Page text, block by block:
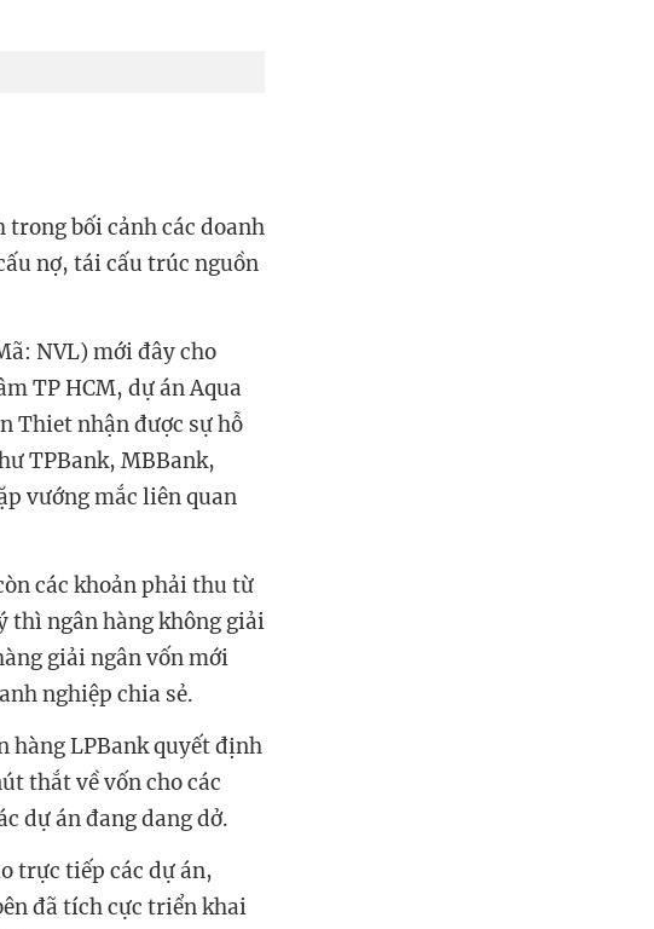
bối cảnh các doanh
nợ, tái cấu trúc nguồn
NVL) mới đây cho
TP HCM, dự án Aqua
Thiet nhận được sự hỗ
TPBank, MBBank,
vướng mắc liên quan
các khoản phải thu từ
thì ngân hàng không giải
giải ngân vốn mới
nghiệp chia sẻ.
hàng LPBank quyết định
thắt về vốn cho các
dự án đang dang dở.
trực tiếp các dự án,
đã tích cực triển khai